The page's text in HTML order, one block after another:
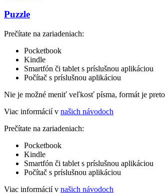
Puzzle
Prečítate na zariadeniach:
Pocketbook
Kindle
Smartfón či tablet s príslušnou aplikáciou
Počítač s príslušnou aplikáciou
Nie je možné meniť veľkosť písma, formát je
Viac informácií v našich návodoch
Prečítate na zariadeniach:
Pocketbook
Kindle
Smartfón či tablet s príslušnou aplikáciou
Počítač s príslušnou aplikáciou
Viac informácií v našich návodoch